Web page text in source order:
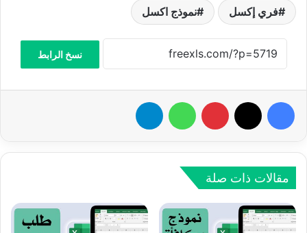
فري إكسل نموذج اكسل
نسخ الرابط
فيسبوك بينتيريست واتساب
مقالات ذات صلة